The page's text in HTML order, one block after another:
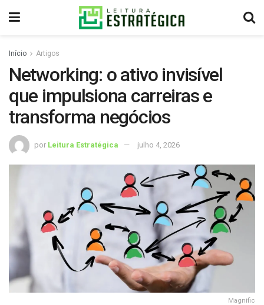
Início Artigos
Networking: o ativo invisível
que impulsiona carreiras e
transforma negócios
por Leitura Estratégica julho 4, 2026
Magnific